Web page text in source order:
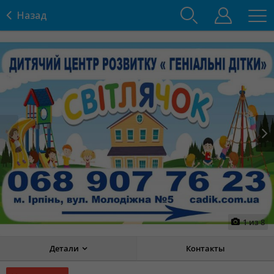
Назад
Prev Next
1из8
Детали Контакты